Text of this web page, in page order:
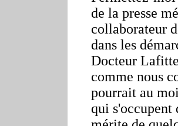
de la presse
collaborateur
dans les
Docteur
comme nous
pourrait au
qui s'occupent